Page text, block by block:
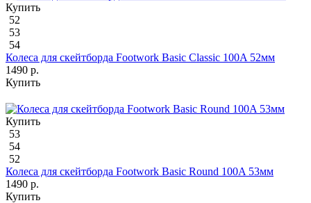
Купить
52
53
54
Колеса для скейтборда Footwork Basic Classic 100A 52мм
1490 р.
Купить
Купить
53
54
52
Колеса для скейтборда Footwork Basic Round 100A 53мм
1490 р.
Купить